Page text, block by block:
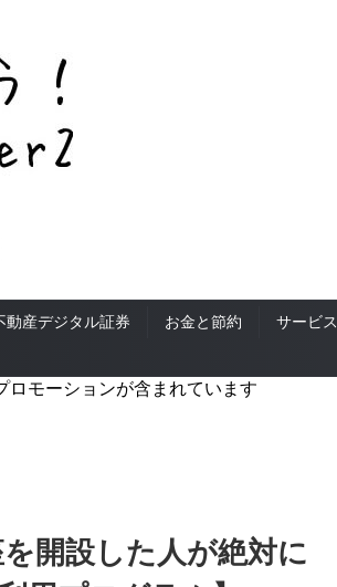
動産デジタル証券 お金と節約 サービス
ロモーションが含まれています
開設した人が絶対に